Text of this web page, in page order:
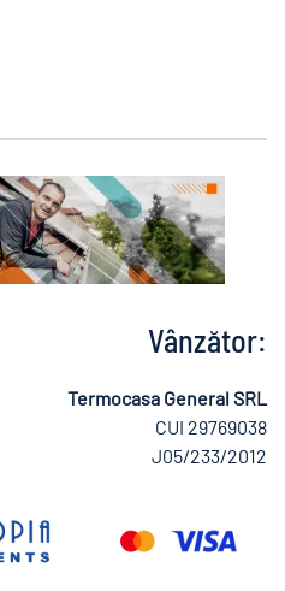
Vânzător:
Termocasa General SRL
CUI 29769038
J05/233/2012